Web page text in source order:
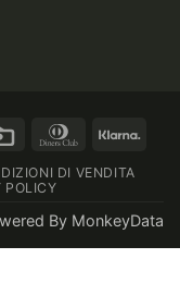
Credit
Dinners
DI VENDITA
POLICY
By MonkeyData